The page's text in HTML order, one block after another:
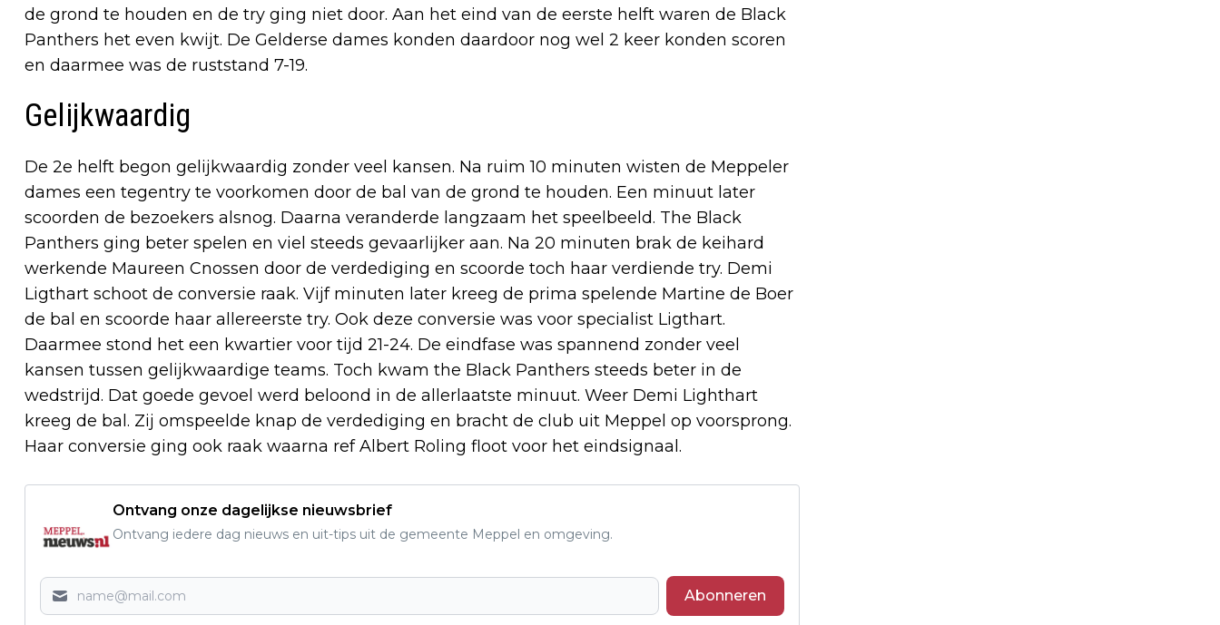
de grond te houden en de try ging niet door. Aan het eind van de eerste helft waren de Black
Panthers het even kwijt. De Gelderse dames konden daardoor nog wel 2 keer konden scoren
en daarmee was de ruststand 7-19.
Gelijkwaardig
De 2e helft begon gelijkwaardig zonder veel kansen. Na ruim 10 minuten wisten de Meppeler
dames een tegentry te voorkomen door de bal van de grond te houden. Een minuut later
scoorden de bezoekers alsnog. Daarna veranderde langzaam het speelbeeld. The Black
Panthers ging beter spelen en viel steeds gevaarlijker aan. Na 20 minuten brak de keihard
werkende Maureen Cnossen door de verdediging en scoorde toch haar verdiende try. Demi
Ligthart schoot de conversie raak. Vijf minuten later kreeg de prima spelende Martine de Boer
de bal en scoorde haar allereerste try. Ook deze conversie was voor specialist Ligthart.
Daarmee stond het een kwartier voor tijd 21-24. De eindfase was spannend zonder veel
kansen tussen gelijkwaardige teams. Toch kwam the Black Panthers steeds beter in de
wedstrijd. Dat goede gevoel werd beloond in de allerlaatste minuut. Weer Demi Lighthart
kreeg de bal. Zij omspeelde knap de verdediging en bracht de club uit Meppel op voorsprong.
Haar conversie ging ook raak waarna ref Albert Roling floot voor het eindsignaal.
Ontvang onze dagelijkse nieuwsbrief
Ontvang iedere dag nieuws en uit-tips uit de gemeente Meppel en omgeving.
Abonneren